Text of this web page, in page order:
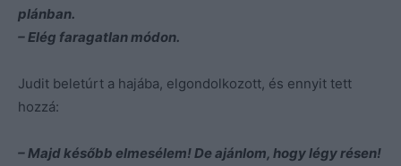
plánban.
– Elég faragatlan módon.
Judit beletúrt a hajába, elgondolkozott, és ennyit tett
hozzá:
– Majd később elmesélem! De ajánlom, hogy légy résen!